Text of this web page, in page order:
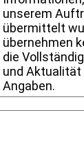
unserem
übermittelt
übernehmen
die
und Aktualität
Angaben.